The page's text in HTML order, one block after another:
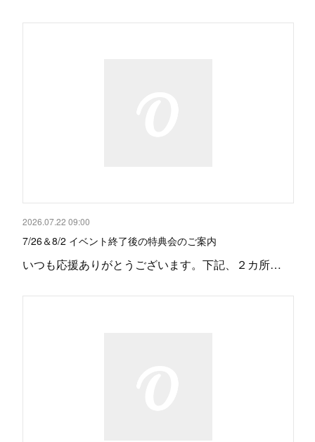
2026.07.22 09:00
7/26＆8/2 イベント終了後の特典会のご案内
いつも応援ありがとうございます。下記、２カ所…